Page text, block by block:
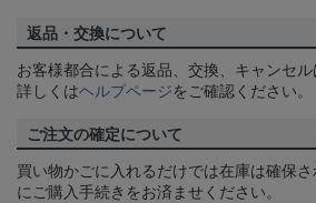
返品・交換について
お客様都合による返品、交換、キャンセル
詳しくはヘルプページをご確認ください。
ご注文の確定について
買い物かごに入れるだけでは在庫は確保
にご購入手続きをお済ませください。